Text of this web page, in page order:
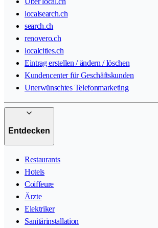
localsearch.ch
search.ch
renovero.ch
localcities.ch
Eintrag erstellen / ändern / löschen
Kundencenter für Geschäftskunden
Unerwünschtes Telefonmarketing
Entdecken
Restaurants
Hotels
Coiffeure
Ärzte
Elektriker
Sanitärinstallation